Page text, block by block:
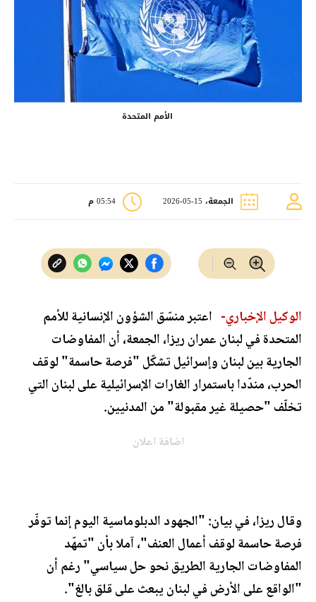
الأمم المتحدة
الجمعة، 15-05-2026 05:54 م
الوكيل الإخباري- اعتبر منسّق الشؤون الإنسانية للأمم
المتحدة في لبنان عمران ريزا، الجمعة، أن المفاوضات
الجارية بين لبنان وإسرائيل تشكّل "فرصة حاسمة" لوقف
الحرب، مندّدا باستمرار الغارات الإسرائيلية على لبنان التي
تخلّف "حصيلة غير مقبولة" من المدنيين.
اضافة اعلان
وقال ريزا، في بيان: "الجهود الدبلوماسية اليوم إنما توفّر
فرصة حاسمة لوقف أعمال العنف"، آملا بأن "تمهّد
المفاوضات الجارية الطريق نحو حل سياسي" رغم أن
"الواقع على الأرض في لبنان يبعث على قلق بالغ".